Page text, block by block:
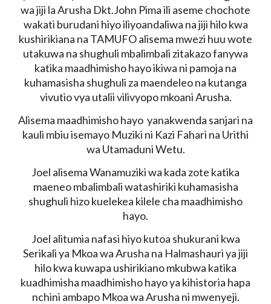
wa jiji la Arusha Dkt.John Pima ili aseme chochote
wakati burudani hiyo iliyoandaliwa na jiji hilo kwa
kushirikiana na TAMUFO alisema mwezi huu wote
utakuwa na shughuli mbalimbali zitakazo fanywa
katika maadhimisho hayo ikiwa ni pamoja na
kuhamasisha shughuli za maendeleo na kutanga
vivutio vya utalii vilivyopo mkoani Arusha.
Alisema maadhimisho hayo yanakwenda sanjari na
kauli mbiu isemayo Muziki ni Kazi Fahari na Urithi
wa Utamaduni Wetu.
Joel alisema Wanamuziki wa kada zote katika
maeneo mbalimbali watashiriki kuhamasisha
shughuli hizo kuelekea kilele cha maadhimisho
hayo.
Joel alitumia nafasi hiyo kutoa shukurani kwa
Serikali ya Mkoa wa Arusha na Halmashauri ya jiji
hilo kwa kuwapa ushirikiano mkubwa katika
kuadhimisha maadhimisho hayo ya kihistoria hapa
nchini ambapo Mkoa wa Arusha ni mwenyeji.